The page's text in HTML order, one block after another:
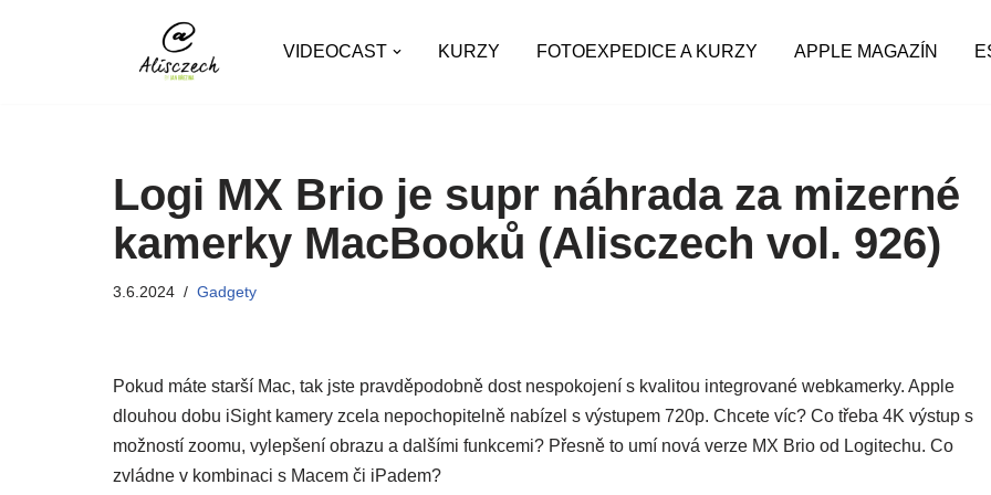
VIDEOCAST KURZY FOTOEXPEDICE A KURZY APPLE MAGAZÍN
Logi MX Brio je supr náhrada za mizerné
kamerky MacBooků (Alisczech vol. 926)
3.6.2024 Gadgety
Pokud máte starší Mac, tak jste pravděpodobně dost nespokojení s kvalitou integrované webkamerky. Apple
dlouhou dobu iSight kamery zcela nepochopitelně nabízel s výstupem 720p. Chcete víc? Co třeba 4K výstup s
možností zoomu, vylepšení obrazu a dalšími funkcemi? Přesně to umí nová verze MX Brio od Logitechu. Co
zvládne v kombinaci s Macem či iPadem?